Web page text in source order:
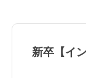
新卒【イ